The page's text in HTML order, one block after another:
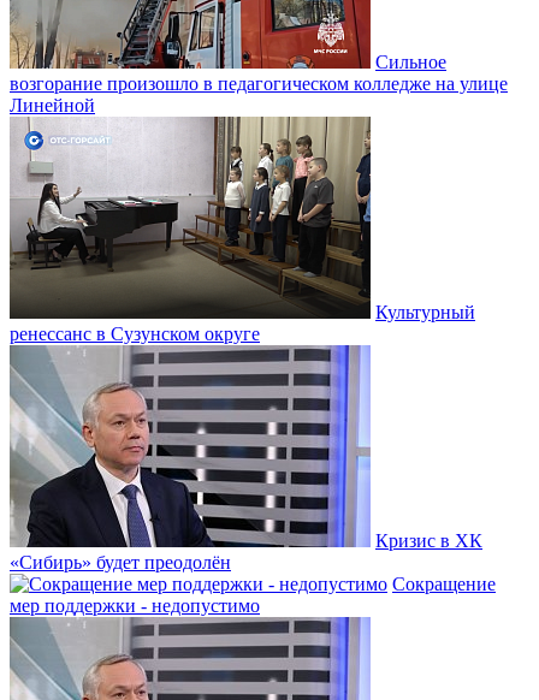
Сильное
возгорание произошло в педагогическом колледже на улице
Линейной
Культурный
ренессанс в Сузунском округе
Кризис в ХК
«Сибирь» будет преодолён
Сокращение
мер поддержки - недопустимо